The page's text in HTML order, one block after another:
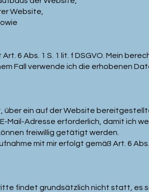
Website,
6 Abs. 1 S. 1 lit. f DSGVO. Mein
Fall verwende ich die erhobenen
über ein auf der Website
Mail-Adresse erforderlich, damit ich
freiwillig getätigt werden.
mit mir erfolgt gemäß Art. 6 Abs.
findet grundsätzlich nicht statt, es